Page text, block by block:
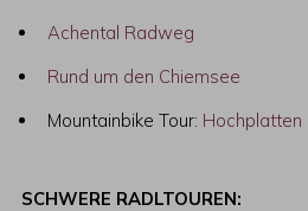
Achental Radweg
Rund um den Chiemsee
Mountainbike Tour: Hochplatten
SCHWERE RADLTOUREN: